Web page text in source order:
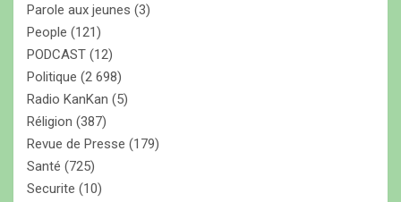
Parole aux jeunes (3)
People (121)
PODCAST (12)
Politique (2 698)
Radio KanKan (5)
Réligion (387)
Revue de Presse (179)
Santé (725)
Securite (10)